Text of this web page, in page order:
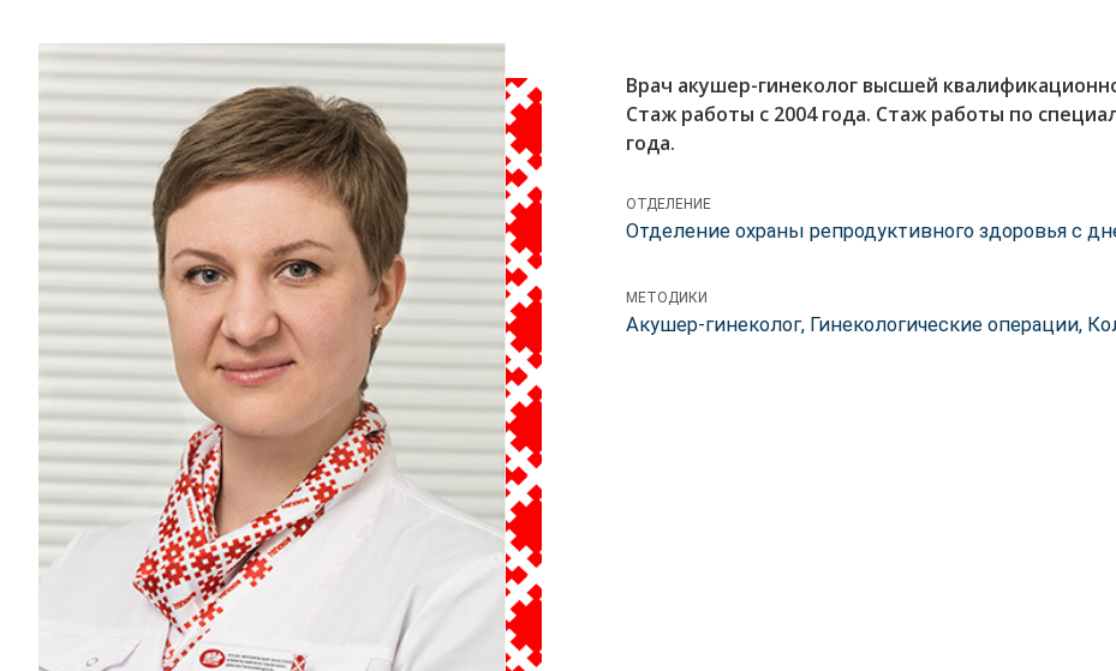
Врач акушер-гинеколог высшей
Стаж работы с 2004 года. Стаж работы по
года.
ОТДЕЛЕНИЕ
Отделение охраны репродуктивного здоровья с
МЕТОДИКИ
Акушер-гинеколог, Гинекологические операции,